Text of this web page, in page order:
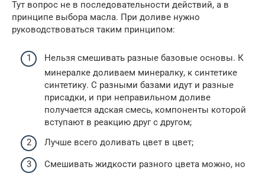
Тут вопрос не в последовательности действий, а в
принципе выбора масла. При доливе нужно
руководствоваться таким принципом:
Нельзя смешивать разные базовые основы. К
минералке доливаем минералку, к синтетике
синтетику. С разными базами идут и разные
присадки, и при неправильном доливе
получается адская смесь, компоненты которой
вступают в реакцию друг с другом;
Лучше всего доливать цвет в цвет;
Смешивать жидкости разного цвета можно, но